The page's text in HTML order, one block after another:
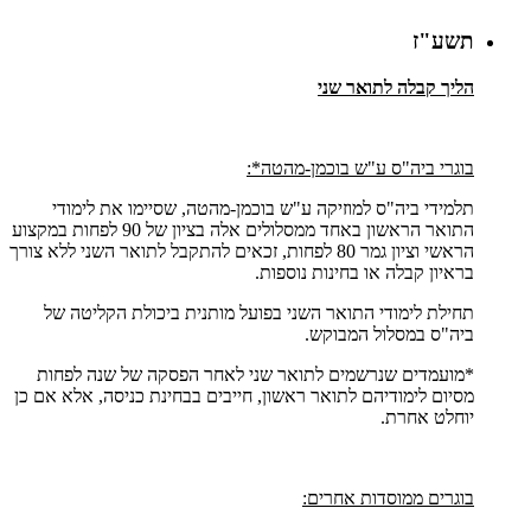
תשע"ז
הליך קבלה לתואר שני
בוגרי ביה"ס ע"ש בוכמן-מהטה*:
תלמידי ביה"ס למוזיקה ע"ש בוכמן-מהטה, שסיימו את לימודי
התואר הראשון באחד ממסלולים אלה בציון של 90 לפחות במקצוע
הראשי וציון גמר 80 לפחות, זכאים להתקבל לתואר השני ללא צורך
בראיון קבלה או בחינות נוספות.
תחילת לימודי התואר השני בפועל מותנית ביכולת הקליטה של
ביה"ס במסלול המבוקש.
*מועמדים שנרשמים לתואר שני לאחר הפסקה של שנה לפחות
מסיום לימודיהם לתואר ראשון, חייבים בבחינת כניסה, אלא אם כן
יוחלט אחרת.
בוגרים ממוסדות אחרים: